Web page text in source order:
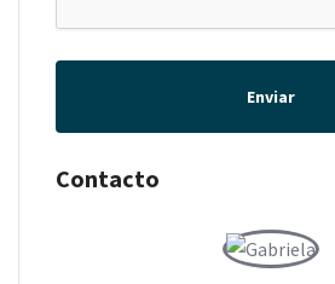
Enviar
Contacto